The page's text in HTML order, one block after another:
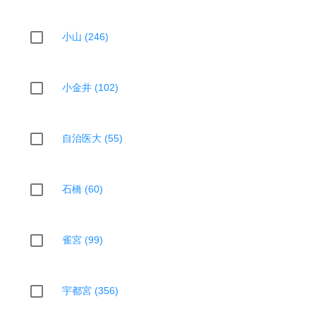
小山 (246)
小金井 (102)
自治医大 (55)
石橋 (60)
雀宮 (99)
宇都宮 (356)